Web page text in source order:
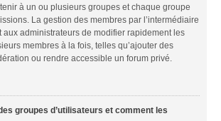
à un ou plusieurs groupes et chaque groupe
La gestion des membres par l’intermédiaire
aux administrateurs de modifier rapidement les
membres à la fois, telles qu’ajouter des
ou rendre accessible un forum privé.
groupes d’utilisateurs et comment les